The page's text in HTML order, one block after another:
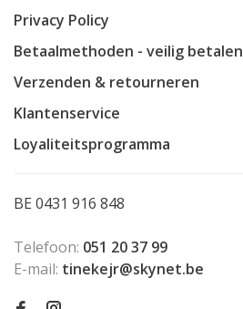
Privacy Policy
Betaalmethoden - veilig betalen
Verzenden & retourneren
Klantenservice
Loyaliteitsprogramma
BE 0431 916 848
Telefoon: 051 20 37 99
E-mail: tinekejr@skynet.be